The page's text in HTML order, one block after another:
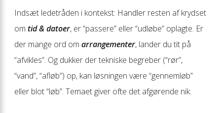
Indsæt ledetråden i kontekst: Handler resten af krydset
om tid & datoer, er “passere” eller “udløbe” oplagte. Er
der mange ord om arrangementer, lander du tit på
“afvikles”. Og dukker der tekniske begreber (“rør”,
“vand”, “afløb”) op, kan løsningen være “gennemløb”
eller blot “løb”. Temaet giver ofte det afgørende nik.